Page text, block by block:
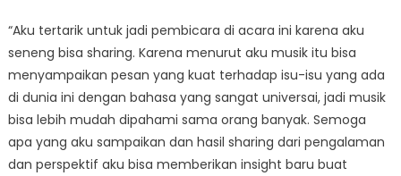
“Aku tertarik untuk jadi pembicara di acara ini karena aku
seneng bisa sharing. Karena menurut aku musik itu bisa
menyampaikan pesan yang kuat terhadap isu-isu yang ada
di dunia ini dengan bahasa yang sangat universai, jadi musik
bisa lebih mudah dipahami sama orang banyak. Semoga
apa yang aku sampaikan dan hasil sharing dari pengalaman
dan perspektif aku bisa memberikan insight baru buat